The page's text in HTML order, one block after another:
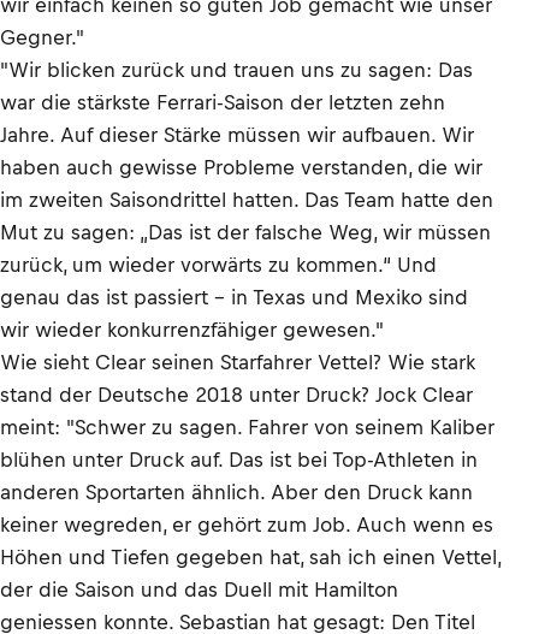
wir einfach keinen so guten Job gemacht wie unser
Gegner."
"Wir blicken zurück und trauen uns zu sagen: Das
war die stärkste Ferrari-Saison der letzten zehn
Jahre. Auf dieser Stärke müssen wir aufbauen. Wir
haben auch gewisse Probleme verstanden, die wir
im zweiten Saisondrittel hatten. Das Team hatte den
Mut zu sagen: „Das ist der falsche Weg, wir müssen
zurück, um wieder vorwärts zu kommen.“ Und
genau das ist passiert – in Texas und Mexiko sind
wir wieder konkurrenzfähiger gewesen."
Wie sieht Clear seinen Starfahrer Vettel? Wie stark
stand der Deutsche 2018 unter Druck? Jock Clear
meint: "Schwer zu sagen. Fahrer von seinem Kaliber
blühen unter Druck auf. Das ist bei Top-Athleten in
anderen Sportarten ähnlich. Aber den Druck kann
keiner wegreden, er gehört zum Job. Auch wenn es
Höhen und Tiefen gegeben hat, sah ich einen Vettel,
der die Saison und das Duell mit Hamilton
geniessen konnte. Sebastian hat gesagt: Den Titel